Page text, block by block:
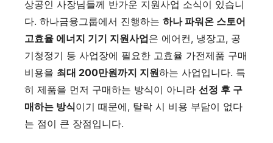
상공인 사장님들께 반가운 지원사업 소식이 있습니
다. 하나금융그룹에서 진행하는 하나 파워온 스토어
고효율 에너지 기기 지원사업은 에어컨, 냉장고, 공
기청정기 등 사업장에 필요한 고효율 가전제품 구매
비용을 최대 200만원까지 지원하는 사업입니다. 특
히 제품을 먼저 구매하는 방식이 아니라 선정 후 구
매하는 방식이기 때문에, 탈락 시 비용 부담이 없다
는 점이 큰 장점입니다.